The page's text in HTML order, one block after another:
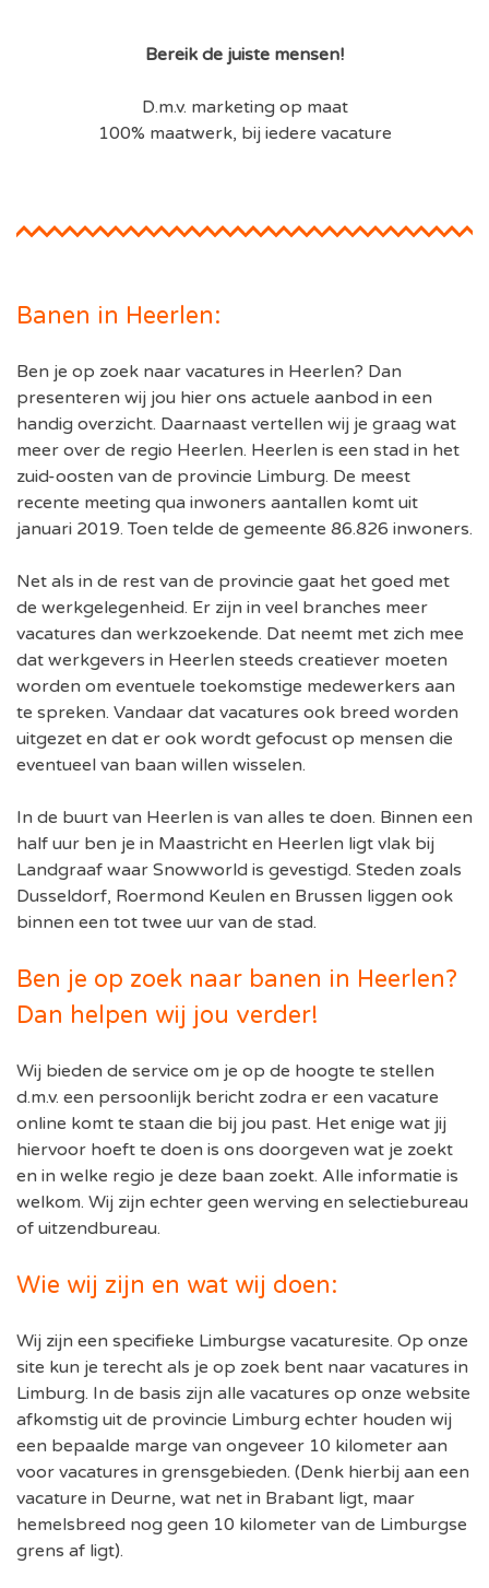
Bereik de juiste mensen!
D.m.v. marketing op maat
100% maatwerk, bij iedere vacature
Banen in Heerlen:
Ben je op zoek naar vacatures in Heerlen? Dan
presenteren wij jou hier ons actuele aanbod in een
handig overzicht. Daarnaast vertellen wij je graag wat
meer over de regio Heerlen. Heerlen is een stad in het
zuid-oosten van de provincie Limburg. De meest
recente meeting qua inwoners aantallen komt uit
januari 2019. Toen telde de gemeente 86.826 inwoners.
Net als in de rest van de provincie gaat het goed met
de werkgelegenheid. Er zijn in veel branches meer
vacatures dan werkzoekende. Dat neemt met zich mee
dat werkgevers in Heerlen steeds creatiever moeten
worden om eventuele toekomstige medewerkers aan
te spreken. Vandaar dat vacatures ook breed worden
uitgezet en dat er ook wordt gefocust op mensen die
eventueel van baan willen wisselen.
In de buurt van Heerlen is van alles te doen. Binnen een
half uur ben je in Maastricht en Heerlen ligt vlak bij
Landgraaf waar Snowworld is gevestigd. Steden zoals
Dusseldorf, Roermond Keulen en Brussen liggen ook
binnen een tot twee uur van de stad.
Ben je op zoek naar banen in Heerlen?
Dan helpen wij jou verder!
Wij bieden de service om je op de hoogte te stellen
d.m.v. een persoonlijk bericht zodra er een vacature
online komt te staan die bij jou past. Het enige wat jij
hiervoor hoeft te doen is ons doorgeven wat je zoekt
en in welke regio je deze baan zoekt. Alle informatie is
welkom. Wij zijn echter geen werving en selectiebureau
of uitzendbureau.
Wie wij zijn en wat wij doen:
Wij zijn een specifieke Limburgse vacaturesite. Op onze
site kun je terecht als je op zoek bent naar vacatures in
Limburg. In de basis zijn alle vacatures op onze website
afkomstig uit de provincie Limburg echter houden wij
een bepaalde marge van ongeveer 10 kilometer aan
voor vacatures in grensgebieden. (Denk hierbij aan een
vacature in Deurne, wat net in Brabant ligt, maar
hemelsbreed nog geen 10 kilometer van de Limburgse
grens af ligt).